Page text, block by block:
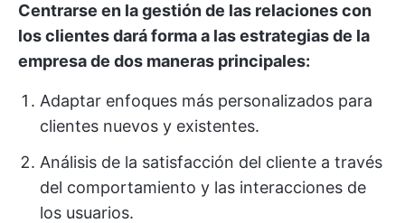
Centrarse en la gestión de las relaciones con
los clientes dará forma a las estrategias de la
empresa de dos maneras principales:
Adaptar enfoques más personalizados para
clientes nuevos y existentes.
Análisis de la satisfacción del cliente a través
del comportamiento y las interacciones de
los usuarios.